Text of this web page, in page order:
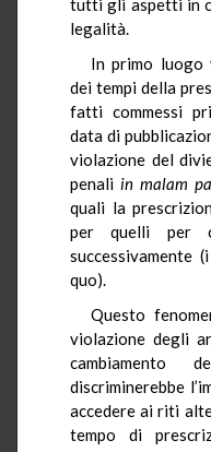
tutti gli aspetti in
legalità.
In primo luogo
dei tempi della
fatti commessi
data di
violazione del
penaliinmalam
quali la
per quelli per
successivamente
quo).
Questo
violazione degli
cambiamento
discriminerebbe
accedere ai riti
tempo di